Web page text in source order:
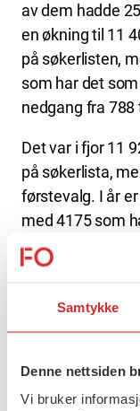
Samtykke
Denne nettsiden
Vi bruker
av dem hadde
en økning til 11
på søkerlisten,
som har det
nedgang fra
Det var i fjor 11
på søkerlista,
førstevalg. I år
med 4175 som
898 studieplasser.
3254 som
som har